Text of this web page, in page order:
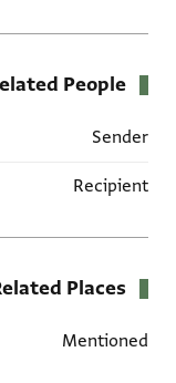
People
Sender
Recipient
Places
Mentioned